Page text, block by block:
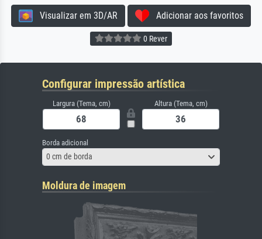
Visualizar em 3D/AR Adicionar aos favoritos
0 Rever
Configurar impressão artística
Largura (Tema, cm) Altura (Tema, cm)
Borda adicional
0 cm de borda
Moldura de imagem